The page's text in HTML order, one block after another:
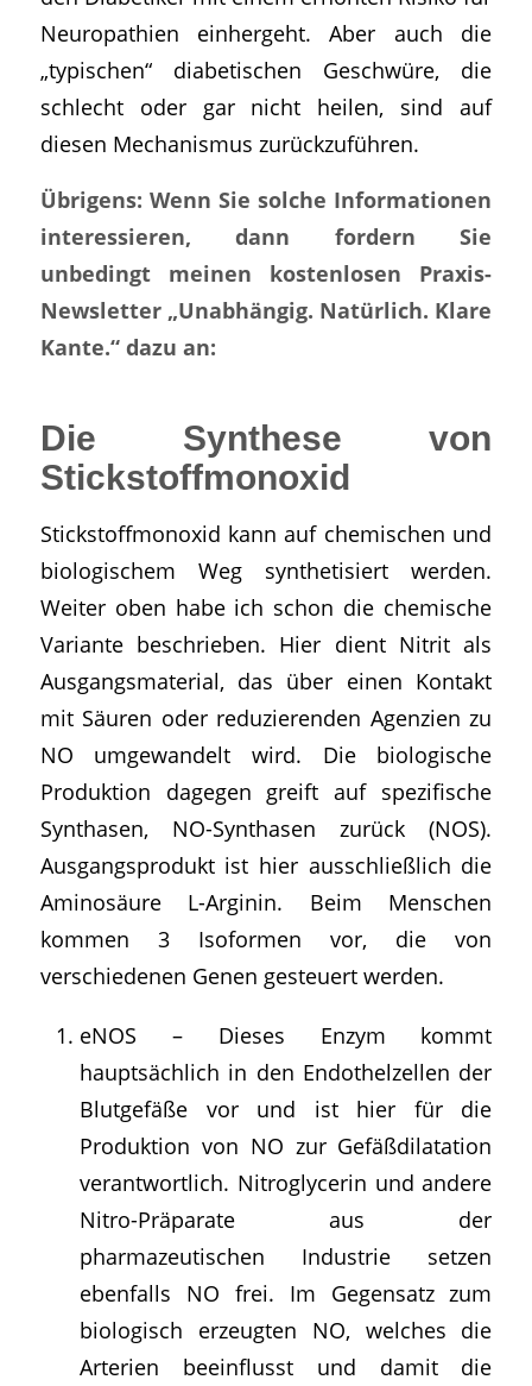
Neuropathien einhergeht. Aber auch die
„typischen“ diabetischen Geschwüre, die
schlecht oder gar nicht heilen, sind auf
diesen Mechanismus zurückzuführen.
Übrigens: Wenn Sie solche Informationen
interessieren, dann fordern Sie
unbedingt meinen kostenlosen Praxis-
Newsletter „Unabhängig. Natürlich. Klare
Kante.“ dazu an:
Die Synthese von
Stickstoffmonoxid
Stickstoffmonoxid kann auf chemischen und
biologischem Weg synthetisiert werden.
Weiter oben habe ich schon die chemische
Variante beschrieben. Hier dient Nitrit als
Ausgangsmaterial, das über einen Kontakt
mit Säuren oder reduzierenden Agenzien zu
NO umgewandelt wird. Die biologische
Produktion dagegen greift auf spezifische
Synthasen, NO-Synthasen zurück (NOS).
Ausgangsprodukt ist hier ausschließlich die
Aminosäure L-Arginin. Beim Menschen
kommen 3 Isoformen vor, die von
verschiedenen Genen gesteuert werden.
eNOS – Dieses Enzym kommt
hauptsächlich in den Endothelzellen der
Blutgefäße vor und ist hier für die
Produktion von NO zur Gefäßdilatation
verantwortlich. Nitroglycerin und andere
Nitro-Präparate aus der
pharmazeutischen Industrie setzen
ebenfalls NO frei. Im Gegensatz zum
biologisch erzeugten NO, welches die
Arterien beeinflusst und damit die